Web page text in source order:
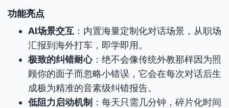
功能亮点
AI场景交互 ：内置海量定制化对话场景，从职场
汇报到海外打车，即学即用。
极致的纠错耐心：绝不会像传统外教那样因为照
顾你的面子而忽略小错误，它会在每次对话后生
成极为精准的音素级纠错报告。
低阻力启动机制 ：每天只需几分钟，碎片化时间